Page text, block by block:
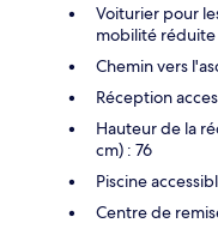
Voiturier pour
mobilité réduite
Chemin vers
Réception
Hauteur de la
cm) : 76
Piscine
Centre de